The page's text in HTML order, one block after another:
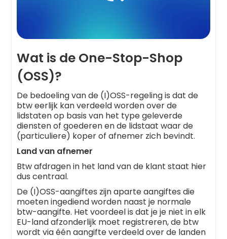
Wat is de One-Stop-Shop
(OSS)?
De bedoeling van de (I)OSS-regeling is dat de
btw eerlijk kan verdeeld worden over de
lidstaten op basis van het type geleverde
diensten of goederen en de lidstaat waar de
(particuliere) koper of afnemer zich bevindt.
Land van afnemer
Btw afdragen in het land van de klant staat hier
dus centraal.
De (I)OSS-aangiftes zijn aparte aangiftes die
moeten ingediend worden naast je normale
btw-aangifte. Het voordeel is dat je je niet in elk
EU-land afzonderlijk moet registreren, de btw
wordt via één aangifte verdeeld over de landen